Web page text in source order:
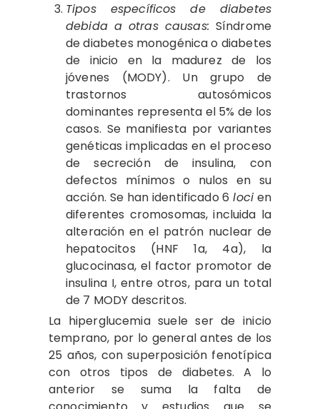
Tipos específicos de diabetes
debida a otras causas: Síndrome
de diabetes monogénica o diabetes
de inicio en la madurez de los
jóvenes (MODY). Un grupo de
trastornos autosómicos
dominantes representa el 5% de los
casos. Se manifiesta por variantes
genéticas implicadas en el proceso
de secreción de insulina, con
defectos mínimos o nulos en su
acción. Se han identificado 6locien
diferentes cromosomas, incluida la
alteración en el patrón nuclear de
hepatocitos (HNF 1a, 4a), la
glucocinasa, el factor promotor de
insulina I, entre otros, para un total
de 7 MODY descritos.
La hiperglucemia suele ser de inicio
temprano, por lo general antes de los
25 años, con superposición fenotípica
con otros tipos de diabetes. A lo
anterior se suma la falta de